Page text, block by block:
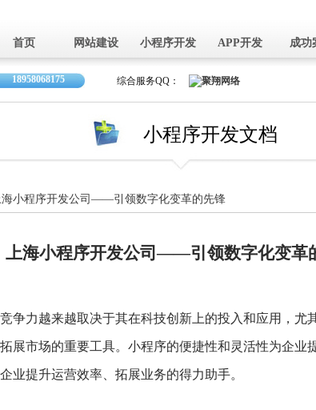
首页 网站建设 小程序开发 APP开发 成功
18958068175 综合服务QQ：
小程序开发文档
海小程序开发公司——引领数字化变革的先锋
上海小程序开发公司——引领数字化变革
争力越来越取决于其在科技创新上的投入和应用，尤
展市场的重要工具。小程序的便捷性和灵活性为企业
业提升运营效率、拓展业务的得力助手。